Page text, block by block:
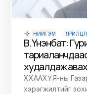
НИЙГЭМ
В.Үнэнбат:
худалдаж
ХХААХҮЯ-ны
хэрэгжилтийг